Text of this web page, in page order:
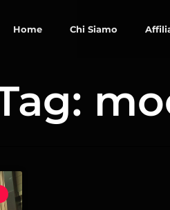
Home Chi Siamo